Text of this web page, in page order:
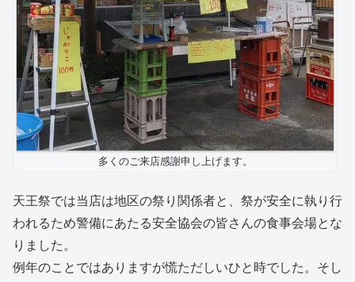
多くのご来店感謝申し上げます。
天王祭では当店は地区の祭り関係者と、祭が安全に執り行
われるため警備にあたる安全協会の皆さんの食事会場とな
りました。
例年のことではありますが慌ただしいひと時でした。そし